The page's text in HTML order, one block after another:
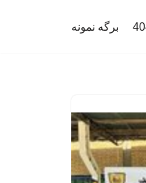
برگه نمونه